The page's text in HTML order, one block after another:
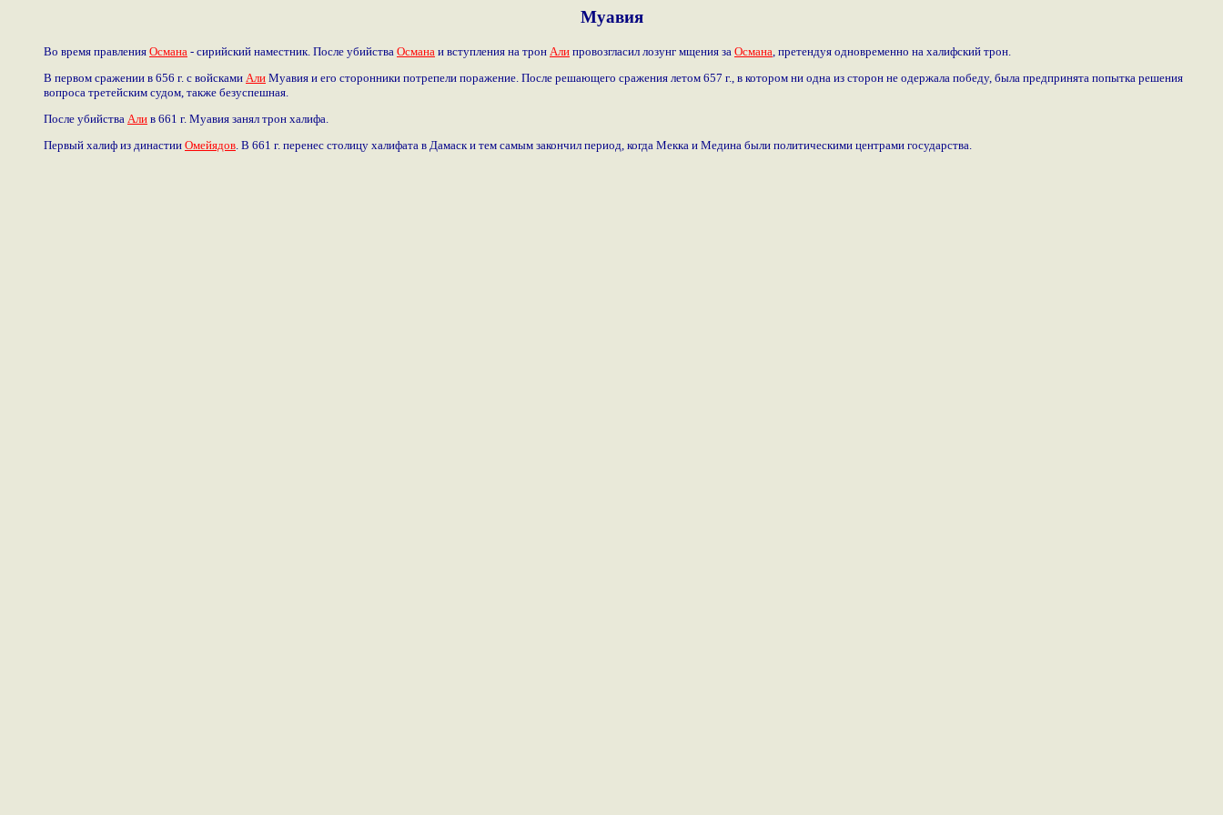
Муавия
Во время правления Османа - сирийский наместник. После убийства Османа и вступления на трон Али провозгласил лозунг мщения за Османа , претендуя одновременно на халифский трон.
В первом сражении в 656 г. с войсками Али Муавия и его сторонники потрепели поражение. После решающего сражения летом 657 г., в котором ни одна из сторон не одержала победу, была предпринята попытка решения
вопроса третейским судом, также безуспешная.
После убийства Али в 661 г. Муавия занял трон халифа.
Первый халиф из династии Омейядов . В 661 г. перенес столицу халифата в Дамаск и тем самым закончил период, когда Мекка и Медина были политическими центрами государства.